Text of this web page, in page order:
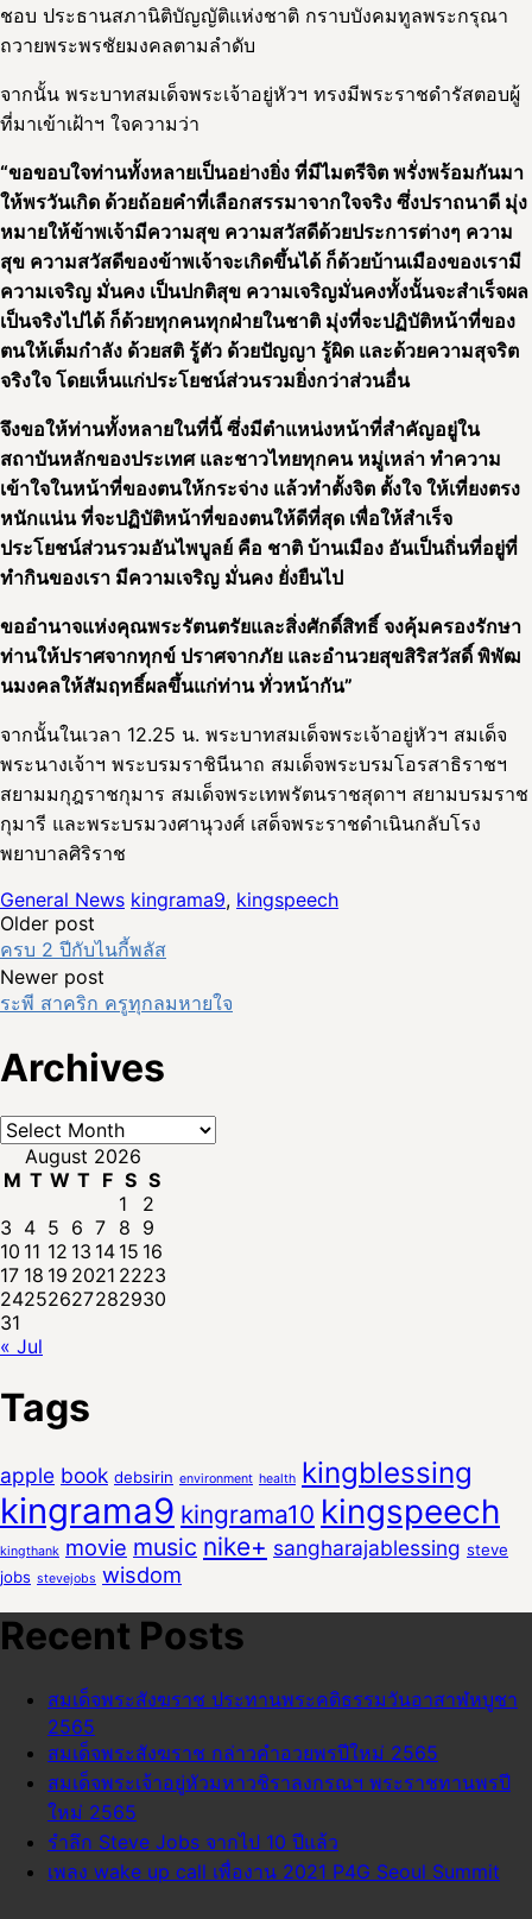
ชอบ ประธานสภานิติบัญญัติแห่งชาติ กราบบังคมทูลพระกรุณา
ถวายพระพรชัยมงคลตามลำดับ
จากนั้น พระบาทสมเด็จพระเจ้าอยู่หัวฯ ทรงมีพระราชดำรัสตอบผู้
ที่มาเข้าเฝ้าฯ ใจความว่า
“ขอขอบใจท่านทั้งหลายเป็นอย่างยิ่ง ที่มีไมตรีจิต พรั่งพร้อมกันมา
ให้พรวันเกิด ด้วยถ้อยคำที่เลือกสรรมาจากใจจริง ซึ่งปราถนาดี มุ่ง
หมายให้ข้าพเจ้ามีความสุข ความสวัสดีด้วยประการต่างๆ ความ
สุข ความสวัสดีของข้าพเจ้าจะเกิดขึ้นได้ ก็ด้วยบ้านเมืองของเรามี
ความเจริญ มั่นคง เป็นปกติสุข ความเจริญมั่นคงทั้งนั้นจะสำเร็จผล
เป็นจริงไปได้ ก็ด้วยทุกคนทุกฝ่ายในชาติ มุ่งที่จะปฏิบัติหน้าที่ของ
ตนให้เต็มกำลัง ด้วยสติ รู้ตัว ด้วยปัญญา รู้ผิด และด้วยความสุจริต
จริงใจ โดยเห็นแก่ประโยชน์ส่วนรวมยิ่งกว่าส่วนอื่น
จึงขอให้ท่านทั้งหลายในที่นี้ ซึ่งมีตำแหน่งหน้าที่สำคัญอยู่ใน
สถาบันหลักของประเทศ และชาวไทยทุกคน หมู่เหล่า ทำความ
เข้าใจในหน้าที่ของตนให้กระจ่าง แล้วทำตั้งจิต ตั้งใจ ให้เที่ยงตรง
หนักแน่น ที่จะปฏิบัติหน้าที่ของตนให้ดีที่สุด เพื่อให้สำเร็จ
ประโยชน์ส่วนรวมอันไพบูลย์ คือ ชาติ บ้านเมือง อันเป็นถิ่นที่อยู่ที่
ทำกินของเรา มีความเจริญ มั่นคง ยั่งยืนไป
ขออำนาจแห่งคุณพระรัตนตรัยและสิ่งศักดิ์สิทธิ์ จงคุ้มครองรักษา
ท่านให้ปราศจากทุกข์ ปราศจากภัย และอำนวยสุขสิริสวัสดิ์ พิพัฒ
นมงคลให้สัมฤทธิ์ผลขึ้นแก่ท่าน ทั่วหน้ากัน”
จากนั้นในเวลา 12.25 น. พระบาทสมเด็จพระเจ้าอยู่หัวฯ สมเด็จ
พระนางเจ้าฯ พระบรมราชินีนาถ สมเด็จพระบรมโอรสาธิราชฯ
สยามมกุฎราชกุมาร สมเด็จพระเทพรัตนราชสุดาฯ สยามบรมราช
กุมารี และพระบรมวงศานุวงศ์ เสด็จพระราชดำเนินกลับโรง
พยาบาลศิริราช
General News kingrama9, kingspeech
Post
navigation
Older post
ครบ 2 ปีกับไนกี้พลัส
Newer post
ระพี สาคริก ครูทุกลมหายใจ
Archives
Archives
August 2026
M T W T F S S
1
2
3 4 5 6 7 8 9
10 11 12 13 14 15 16
17 18 19 2021 2223
24252627282930
31
« Jul
Tags
apple book debsirin environment health kingblessing
kingrama9 kingrama10 kingspeech
kingthank movie music nike+ sangharajablessing steve
jobs stevejobs wisdom
Recent Posts
สมเด็จพระสังฆราช ประทานพระคติธรรมวันอาสาฬหบูชา
2565
สมเด็จพระสังฆราช กล่าวคำอวยพรปีใหม่ 2565
สมเด็จพระเจ้าอยู่หัวมหาวชิราลงกรณฯ พระราชทานพรปี
ใหม่ 2565
รำลึก Steve Jobs จากไป 10 ปีแล้ว
เพลง wake up call เพื่องาน 2021 P4G Seoul Summit